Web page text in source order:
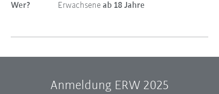
Wer?
Erwachseneab 18 Jahre
Anmeldung ERW 2025